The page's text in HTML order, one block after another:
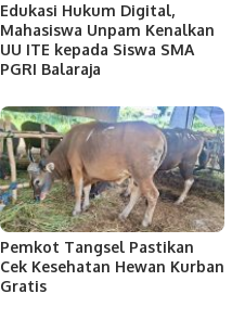
Edukasi Hukum Digital,
Mahasiswa Unpam Kenalkan
UU ITE kepada Siswa SMA
PGRI Balaraja
Pemkot Tangsel Pastikan
Cek Kesehatan Hewan Kurban
Gratis